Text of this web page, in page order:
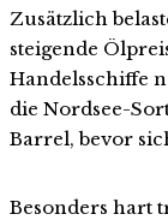
Zusätzlich
steigende
Handelsschiffe
die Nordsee-
Barrel, bevor
Besonders hart